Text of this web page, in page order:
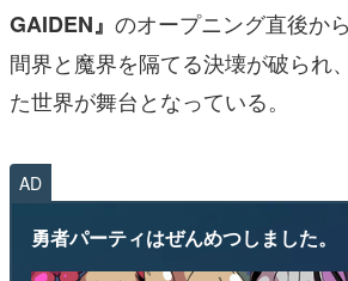
GAIDEN』 のオープニング直後か
間界と魔界を隔てる決壊が破られ
た世界が舞台となっている。
AD
勇者パーティはぜんめつしました。